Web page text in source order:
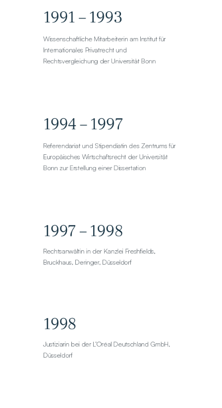
1991 – 1993
Wissenschaftliche Mitarbeiterin am Institut für
Internationales Privatrecht und
Rechtsvergleichung der Universität Bonn
1994 – 1997
Referendariat und Stipendiatin des Zentrums für
Europäisches Wirtschaftsrecht der Universität
Bonn zur Erstellung einer Dissertation
1997 – 1998
Rechtsanwältin in der Kanzlei Freshfields,
Bruckhaus, Deringer, Düsseldorf
1998
Justiziarin bei der L’Oréal Deutschland GmbH,
Düsseldorf